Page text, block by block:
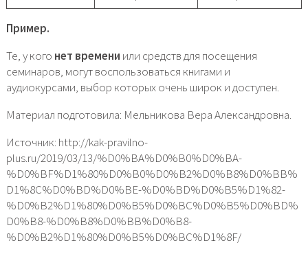
Пример.
Те, у кого нет времени или средств для посещения
семинаров, могут воспользоваться книгами и
аудиокурсами, выбор которых очень широк и доступен.
Материал подготовила: Мельникова Вера Александровна.
Источник: http://kak-pravilno-
plus.ru/2019/03/13/%D0%BA%D0%B0%D0%BA-
%D0%BF%D1%80%D0%B0%D0%B2%D0%B8%D0%BB%
D1%8C%D0%BD%D0%BE-%D0%BD%D0%B5%D1%82-
%D0%B2%D1%80%D0%B5%D0%BC%D0%B5%D0%BD%
D0%B8-%D0%B8%D0%BB%D0%B8-
%D0%B2%D1%80%D0%B5%D0%BC%D1%8F/